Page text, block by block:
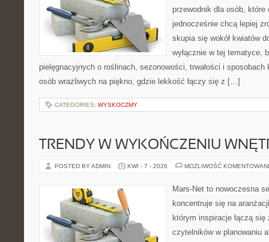
przewodnik dla osób,
jednocześnie chcą lepiej
skupia się wokół kwiatów
wyłącznie w tej tematyce,
pielęgnacyjnych o roślinach, sezonowości, trwałości i sposobach
osób wrażliwych na piękno, gdzie lekkość łączy się z […]
CATEGORIES: WYSKOCZMY
TRENDY W WYKOŃCZENIU
POSTED BY ADMIN KWI - 7 - 2026 MOŻLIWOŚĆ
Mars-Net to nowoczesna
koncentruje się na
którym inspiracje łączą
czytelników w planowaniu